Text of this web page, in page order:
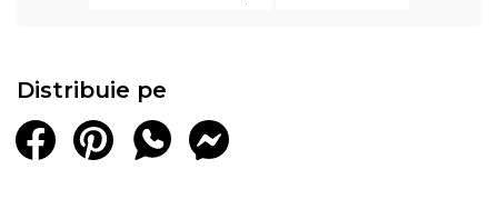
Distribuie pe